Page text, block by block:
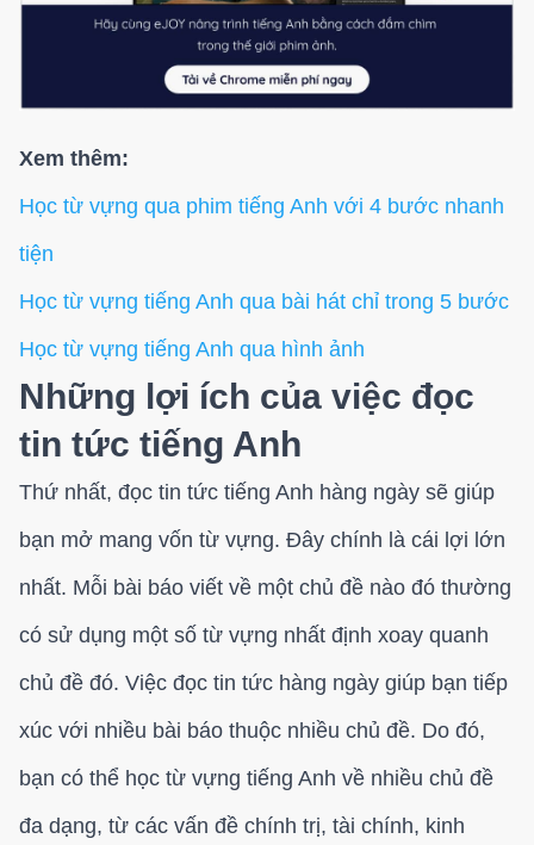
Xem thêm:
Học từ vựng qua phim tiếng Anh với 4 bước nhanh
tiện
Học từ vựng tiếng Anh qua bài hát chỉ trong 5 bước
Học từ vựng tiếng Anh qua hình ảnh
Những lợi ích của việc đọc
tin tức tiếng Anh
Thứ nhất, đọc tin tức tiếng Anh hàng ngày sẽ giúp
bạn mở mang vốn từ vựng. Đây chính là cái lợi lớn
nhất. Mỗi bài báo viết về một chủ đề nào đó thường
có sử dụng một số từ vựng nhất định xoay quanh
chủ đề đó. Việc đọc tin tức hàng ngày giúp bạn tiếp
xúc với nhiều bài báo thuộc nhiều chủ đề. Do đó,
bạn có thể học từ vựng tiếng Anh về nhiều chủ đề
đa dạng, từ các vấn đề chính trị, tài chính, kinh